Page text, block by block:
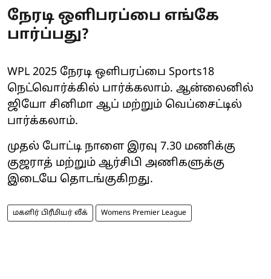
நேரடி ஒளிபரப்பை எங்கே
பார்ப்பது?
WPL 2025 நேரடி ஒளிபரப்பை Sports18
நெட்வொர்க்கில் பார்க்கலாம். ஆன்லைனில்
ஜியோ சினிமா ஆப் மற்றும் வெப்சைட்டில்
பார்க்கலாம்.
முதல் போட்டி நாளை இரவு 7.30 மணிக்கு
குஜராத் மற்றும் ஆர்சிபி அணிகளுக்கு
இடையே தொடங்குகிறது.
மகளிர் பிரீமியர் லீக் Womens Premier League